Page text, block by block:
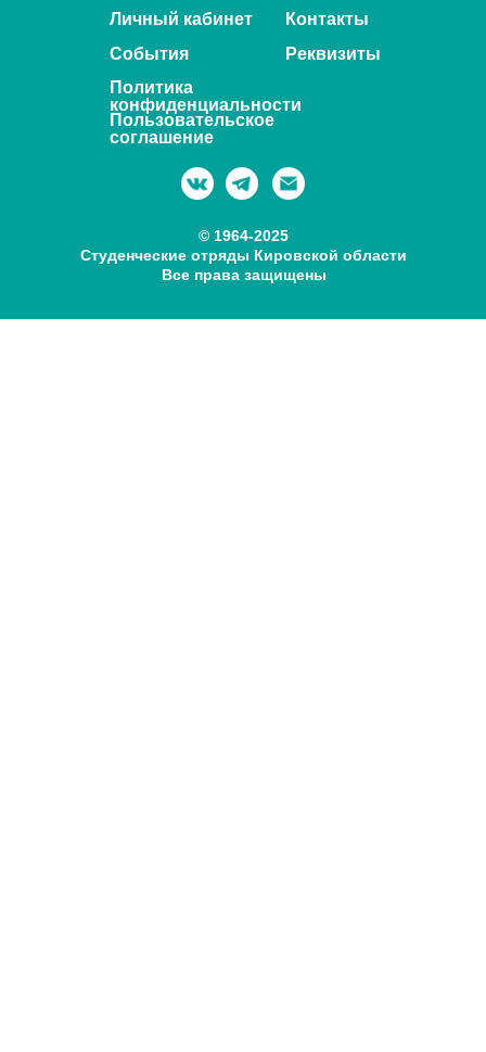
© 1964-2025
Студенческие отряды Кировской области
Все права защищены
Контакты
События
Реквизиты
Личный кабинет
Пользовательское
соглашение
Политика
конфиденциальности